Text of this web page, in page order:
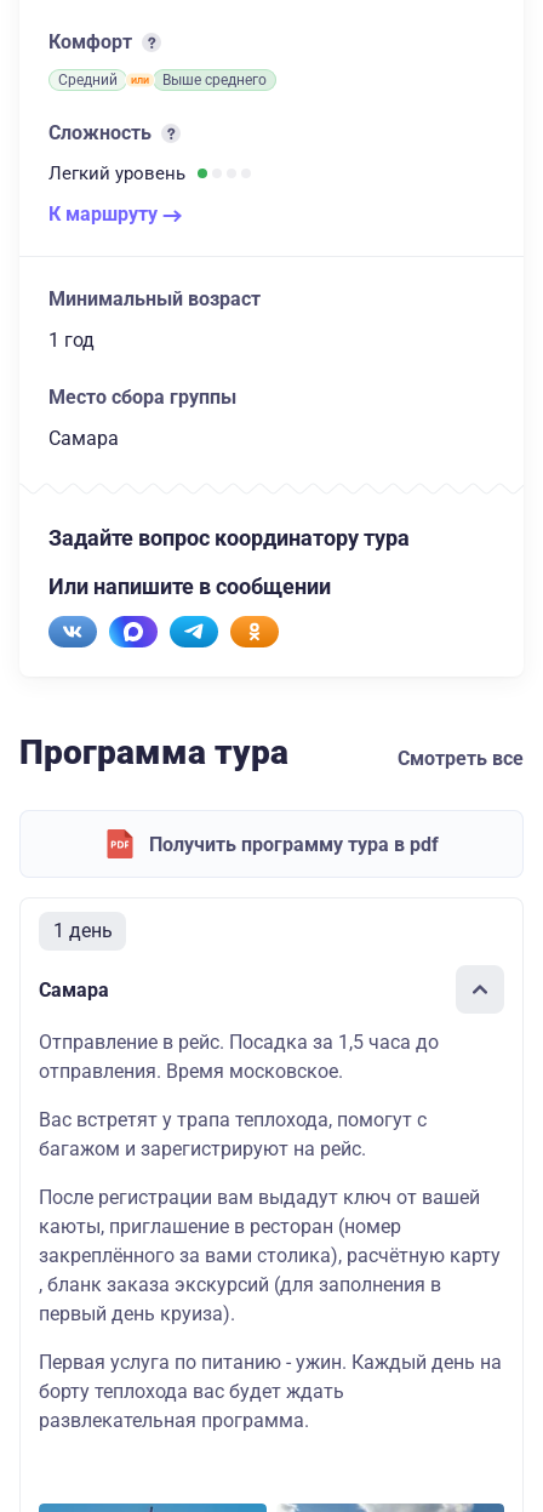
Комфорт
Средний Выше среднего
Сложность
Легкий уровень
К маршруту
Минимальный возраст
1 год
Место сбора группы
Самара
Задайте вопрос координатору тура
Или напишите в сообщении
Программа тура Смотреть все
Получить программу тура в pdf
1 день
Самара
Отправление в рейс. Посадка за 1,5 часа до
отправления. Время московское.
Вас встретят у трапа теплохода, помогут с
багажом и зарегистрируют на рейс.
После регистрации вам выдадут ключ от вашей
каюты, приглашение в ресторан (номер
закреплённого за вами столика), расчётную карту
, бланк заказа экскурсий (для заполнения в
первый день круиза).
Первая услуга по питанию - ужин. Каждый день на
борту теплохода вас будет ждать
развлекательная программа.